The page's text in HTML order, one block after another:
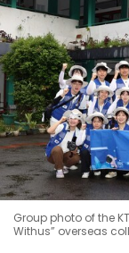
Group photo of the
Withus” overseas